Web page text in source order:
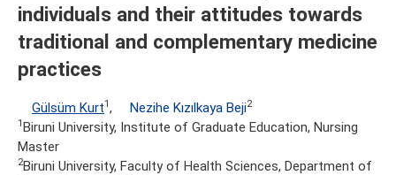
individuals and their attitudes towards
traditional and complementary medicine
practices
Gülsüm Kurt1 , Nezihe Kızılkaya Beji2
1 Biruni University, Institute of Graduate Education, Nursing
Master
2Biruni University, Faculty of Health Sciences, Department of